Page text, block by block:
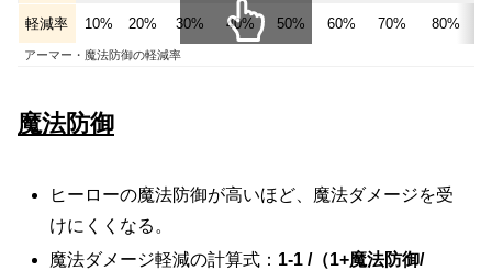
軽減率 10% 20% 30% 40% 50% 60% 70% 80%
アーマー・魔法防御の軽減率
魔法防御
ヒーローの魔法防御が高いほど、魔法ダメージを受
けにくくなる。
魔法ダメージ軽減の計算式： 1-1 /（1+魔法防御/